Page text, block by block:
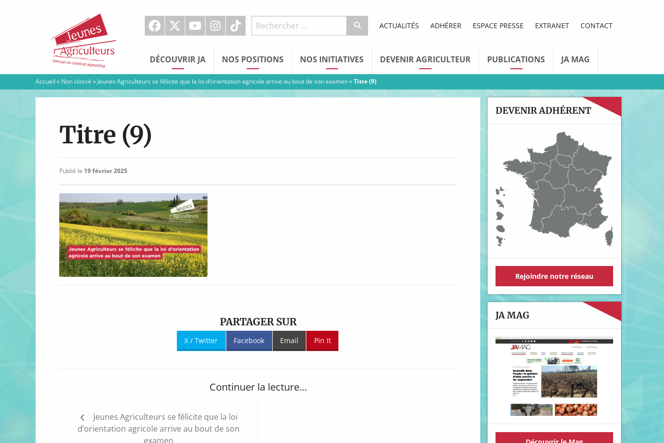
Agriculteurs
ACTUALITÉS ADHÉRER ESPACE PRESSE EXTRANET CONTACT
DÉCOUVRIR JA NOS POSITIONS NOS INITIATIVES DEVENIR AGRICULTEUR PUBLICATIONS JA MAG
Accueil » Non classé » Jeunes Agriculteurs se félicite que la loi d’orientation agricole arrive au bout de son examen»Titre (9)
Titre (9)
Publié le 19 février 2025
PARTAGER SUR
X / Twitter Facebook Email Pin It
Continuer la lecture...
Navigation
Jeunes Agriculteurs se félicite que la loi
d’orientation agricole arrive au bout de son
examen
DEVENIR ADHÉRENT
Rejoindre notre réseau
JA MAG